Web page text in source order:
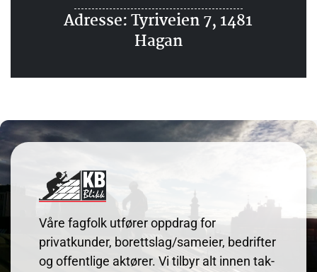
Adresse: Tyriveien 7, 1481
Hagan
Våre fagfolk utfører oppdrag for
privatkunder, borettslag/sameier, bedrifter
og offentlige aktører. Vi tilbyr alt innen tak-